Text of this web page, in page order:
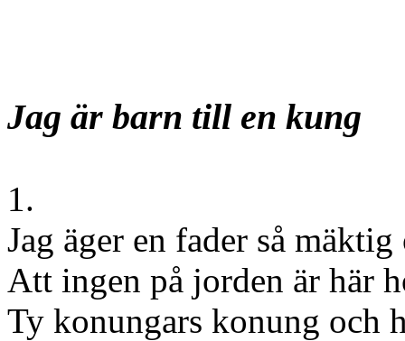
Jag är barn till en kung
1.
Jag äger en fader så
Att ingen på jorden är här
Ty konungars konung och